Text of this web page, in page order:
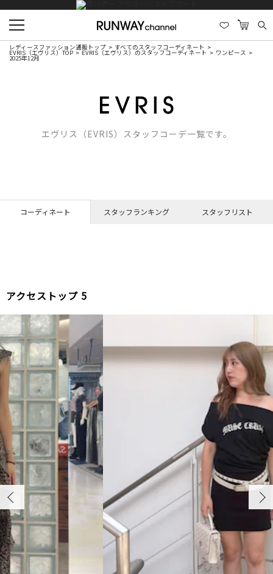
レディースファッション通販トップ すべてのスタッフコーディネート
EVRIS（エヴリス）TOP EVRIS（エヴリス）のスタッフコーディネート ワンピース
2025年12月
エヴリス（EVRIS）スタッフコーデ一覧です。
コーディネート スタッフランキング スタッフリスト
アクセストップ 5